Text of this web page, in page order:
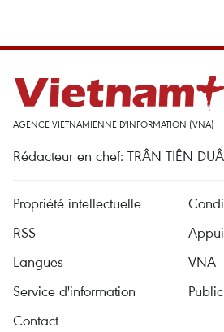
AGENCE VIETNAMIENNE D'INFORMATION (VNA)
Rédacteur en chef: TRÂN TIÊN
Propriété intellectuelle
RSS
Appui
Langues
VNA
Service d'information
Contact